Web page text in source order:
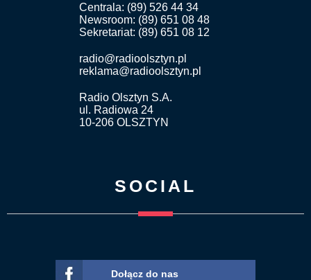
Centrala: (89) 526 44 34
Newsroom: (89) 651 08 48
Sekretariat: (89) 651 08 12
radio@radioolsztyn.pl
reklama@radioolsztyn.pl
Radio Olsztyn S.A.
ul. Radiowa 24
10-206 OLSZTYN
SOCIAL
Dołącz do nas